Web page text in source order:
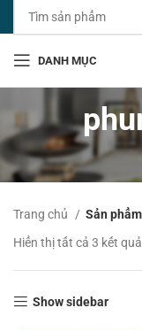
DANH MỤC
Trang chủ
Sản
Hiển thị tất cả 3 kết quả
Show sidebar